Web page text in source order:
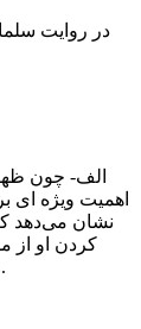
در روایت
الف- چون
اهمیت ویژه ای
نشان می‌دهد
کردن او از
مسجدالحرام و کشتن او در این مکان مقدس است.